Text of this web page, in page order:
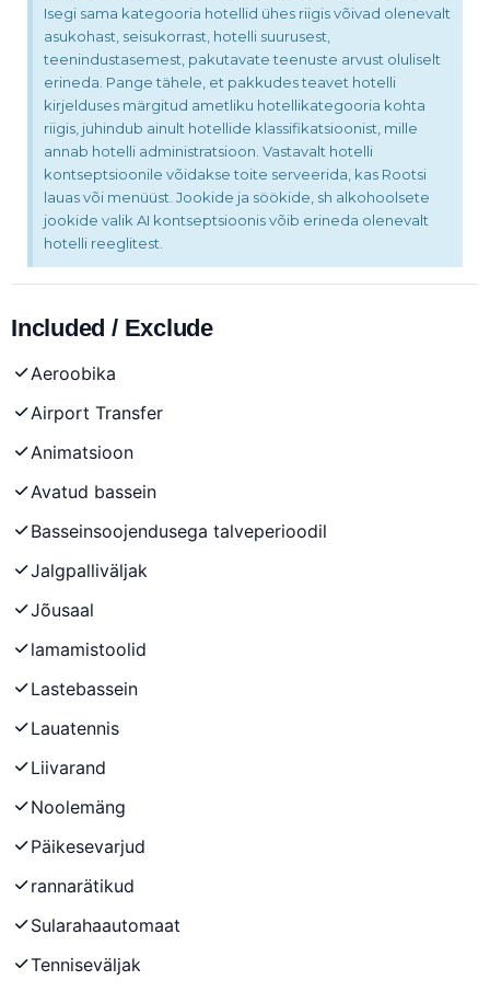
Isegi sama kategooria hotellid ühes riigis võivad olenevalt
asukohast, seisukorrast, hotelli suurusest,
teenindustasemest, pakutavate teenuste arvust oluliselt
erineda. Pange tähele, et pakkudes teavet hotelli
kirjelduses märgitud ametliku hotellikategooria kohta
riigis, juhindub ainult hotellide klassifikatsioonist, mille
annab hotelli administratsioon. Vastavalt hotelli
kontseptsioonile võidakse toite serveerida, kas Rootsi
lauas või menüüst. Jookide ja söökide, sh alkohoolsete
jookide valik AI kontseptsioonis võib erineda olenevalt
hotelli reeglitest.
Included / Exclude
Aeroobika
Airport Transfer
Animatsioon
Avatud bassein
Basseinsoojendusega talveperioodil
Jalgpalliväljak
Jõusaal
lamamistoolid
Lastebassein
Lauatennis
Liivarand
Noolemäng
Päikesevarjud
rannarätikud
Sularahaautomaat
Tenniseväljak